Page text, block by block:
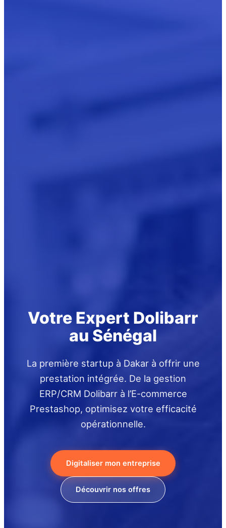
Votre Expert Dolibarr
au Sénégal
La première startup à Dakar à offrir une
prestation intégrée. De la gestion
ERP/CRM Dolibarr à l’E-commerce
Prestashop, optimisez votre efficacité
opérationnelle.
Digitaliser mon entreprise
Découvrir nos offres